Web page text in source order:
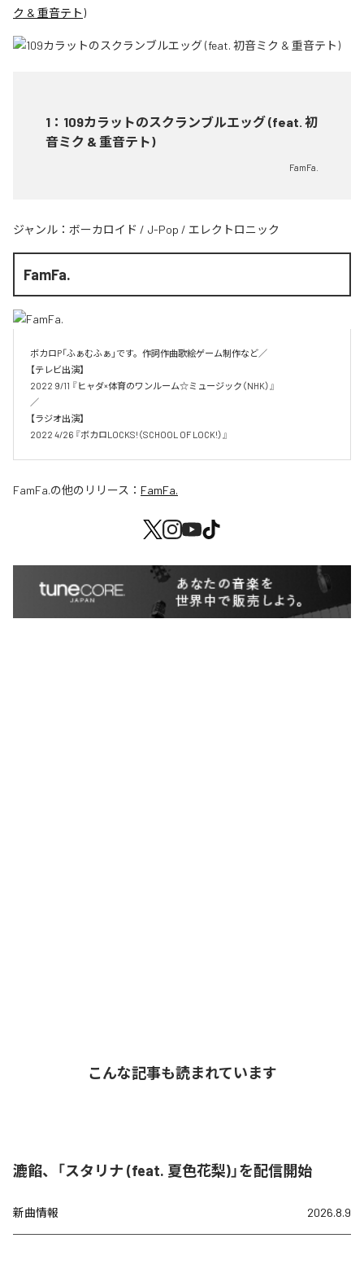
ク & 重音テト)
1 ： 109カラットのスクランブルエッグ (feat. 初
音ミク & 重音テト)
FamFa.
ジャンル： ボーカロイド / J-Pop / エレクトロニック
FamFa.
ボカロP「ふぁむふぁ」です。作詞作曲歌絵ゲーム制作など／
【テレビ出演】
2022 9/11 『ヒャダ×体育のワンルーム☆ミュージック（NHK）』
／
【ラジオ出演】
2022 4/26 『ボカロLOCKS!（SCHOOL OF LOCK!）』
FamFa.の他のリリース： FamFa.
こんな記事も読まれています
漉餡、「スタリナ (feat. 夏色花梨)」を配信開始
新曲情報 2026.8.9